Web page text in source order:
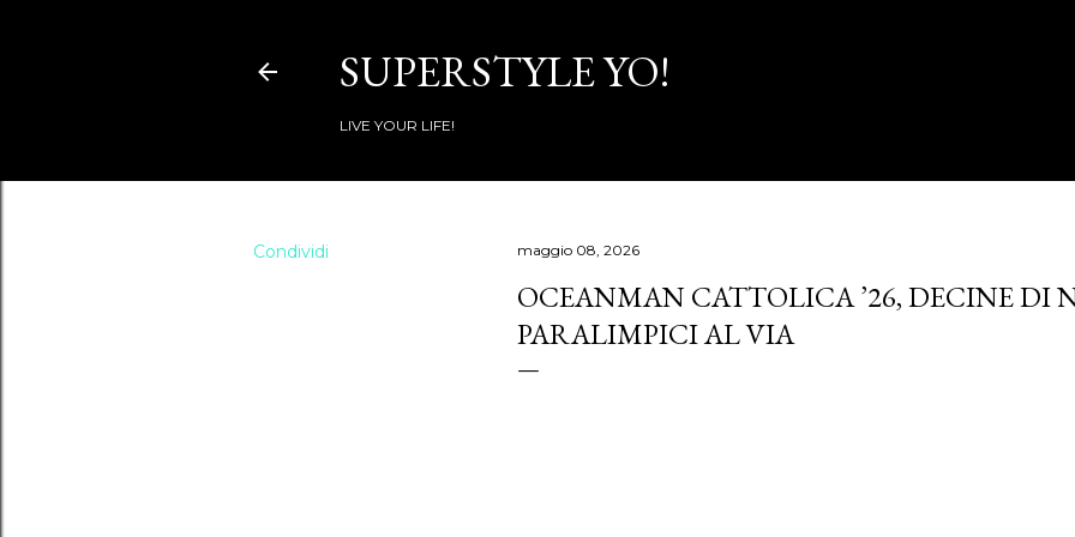
SUPERSTYLE YO!
LIVE YOUR LIFE!
Condividi maggio 08, 2026
OCEANMAN CATTOLICA ’26, DECINE DI
PARALIMPICI AL VIA